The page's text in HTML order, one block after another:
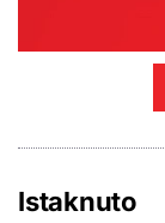
Istaknuto